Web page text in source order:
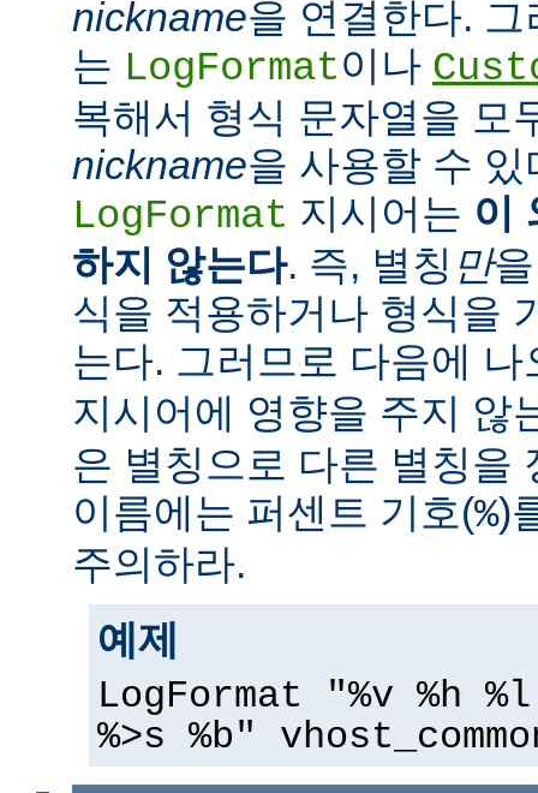
nickname을 연결한다.
는 LogFormat이나
복해서 형식 문자열을 모
nickname을 사용할 수
LogFormat 지시어는 이
하지 않는다. 즉, 별칭 만
식을 적용하거나 형식을
는다. 그러므로 다음에
지시어에 영향을 주지 않
은 별칭으로 다른 별칭을
이름에는 퍼센트 기호(%)
주의하라.
예제
LogFormat "%v %h
%>s %b"